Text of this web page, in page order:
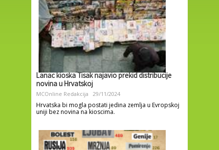
Lanac kioska Tisak najavio prekid distribucije
novina u Hrvatskoj
MCOnline Redakcija 29/11/2024
Hrvatska bi mogla postati jedina zemlja u Evropskoj
uniji bez novina na kioscima.